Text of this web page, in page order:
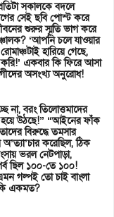
সকালকে বদলে
সেই ছবি পোস্ট করে
শুরুর স্মৃতি ভাগ করে
‘আপনি চলে যাওয়ার
হারিয়ে গেছে,
একবার কি ফিরে আসা
অসংখ্য অনুরোধ!
না, বরং তিলোত্তমাদের
হয়ে উঠছে!” “আইনের ফাঁক
বিরুদ্ধে তমসার
করেছিল, ঠিক
ভরল নেটপাড়া,
ছিল ১০০-তে ১০০!
গল্পই তো চাই বাংলা
একমত?